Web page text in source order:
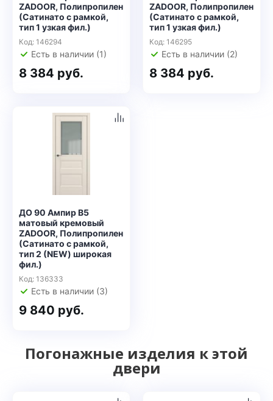
ZADOOR, Полипропилен
(Сатинато с рамкой,
тип 1 узкая фил.)
Код: 146294
Есть в наличии (1)
8 384 руб.
ZADOOR, Полипропилен
(Сатинато с рамкой,
тип 1 узкая фил.)
Код: 146295
Есть в наличии (2)
8 384 руб.
ДО 90 Ампир В5
матовый кремовый
ZADOOR, Полипропилен
(Сатинато с рамкой,
тип 2 (NEW) широкая
фил.)
Код: 136333
Есть в наличии (3)
9 840 руб.
Погонажные изделия к этой
двери